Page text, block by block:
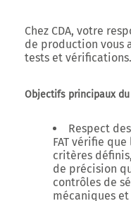
Chez CDA, votre
de production vous
tests et vérifications.
Objectifs principaux du
Respect
FAT vérifie
critères
de précision
contrôles de
mécaniques